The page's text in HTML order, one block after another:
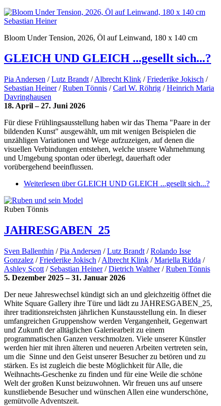
Sebastian Heiner
Bloom Under Tension, 2026, Öl auf Leinwand, 180 x 140 cm
GLEICH UND GLEICH ...gesellt sich...?
Pia Andersen / Lutz Brandt / Albrecht Klink / Friederike Jokisch /
Sebastian Heiner / Ruben Tönnis / Carl W. Röhrig / Heinrich Maria
Davringhausen
18. April – 27. Juni 2026
Für diese Frühlingsausstellung haben wir das Thema "Paare in der
bildenden Kunst" ausgewählt, um mit wenigen Beispielen die
unzähligen Variationen und Wege aufzuzeigen, auf denen die
visuellen Verbindungen entstehen, welche unsere Wahrnehmung
und Umgebung spontan oder überlegt, dauerhaft oder
vorübergehend beeinflussen.
Weiterlesen über GLEICH UND GLEICH ...gesellt sich...?
Ruben Tönnis
JAHRESGABEN_25
Sven Ballenthin / Pia Andersen / Lutz Brandt / Rolando Isse
Gonzalez / Friederike Jokisch / Albrecht Klink / Mariella Ridda /
Ashley Scott / Sebastian Heiner / Dietrich Walther / Ruben Tönnis
5. Dezember 2025 – 31. Januar 2026
Der neue Jahreswechsel kündigt sich an und gleichzeitig öffnet die
White Square Gallery ihre Türe und lädt zu JAHRESGABEN_25,
ihrer traditionsreichsten jährlichen Kunstausstellung ein. In dieser
umfangreichen Gruppenshow werden Vergangenheit, Gegenwart
und Zukunft der alltäglichen Galeriearbeit zu einem
programmatischen Ganzen verschmolzen. Viele unserer Künstler
werden hier mit ihren älteren und neueren Arbeiten vertreten sein,
um die Sinne und den Geist unserer Besucher zu betören und zu
stärken. Es ist zugleich die beste Möglichkeit für Alle, die
Weihnachts-Geschenke zu finden und für eine Weile die schöne
Welt der großen Kunst beizuwohnen. Wir freuen uns auf unsere
kunstliebende Besucher und wünschen Allen eine wunderschöne,
gemütvolle Adventszeit.